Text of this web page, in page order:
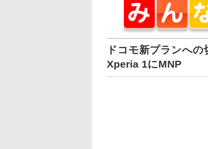
ドコモ新プランへ
Xperia 1にMNP